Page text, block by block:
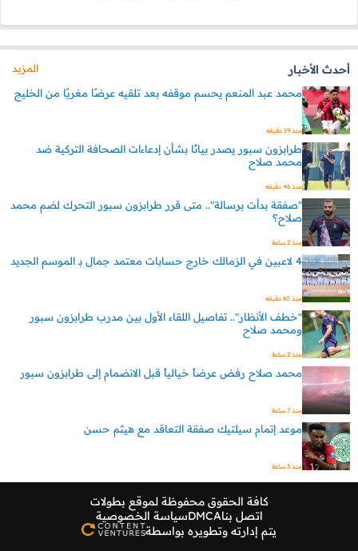
أحدث الأخبار
المزيد
محمد عبد المنعم يحسم موقفه بعد تلقيه عرضًا مغريًا من الخليج
منذ 19 دقيقه
طرابزون سبور يصدر بيانًا بشأن إدعاءات الصحافة التركية ضد
محمد صلاح
منذ 46 دقيقه
"صفقة بدأت برسالة".. متى قرر طرابزون سبور التحرك لضم محمد
صلاح؟
منذ 2 ساعة
4 لاعبين في الزمالك خارج حسابات معتمد جمال بـ الموسم الجديد
منذ 60 دقيقه
"خطف الأنظار".. تفاصيل اللقاء الأول بين مدرب طرابزون سبور
ومحمد صلاح
منذ 2 ساعة
محمد صلاح رفض عرضاً خيالياً قبل الانضمام إلى طرابزون سبور
منذ 7 ساعة
موعد إتمام سيلتيك صفقة التعاقد مع هيثم حسن
منذ 3 ساعة
كافة الحقوق محفوظة لموقع بطولات
اتصل بناDMCAسياسة الخصوصية
يتم إدارته وتطويره بواسطة